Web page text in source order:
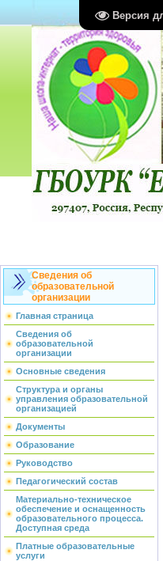
Версиякак
Сведения об
образовательной
организации
Главная страница
Сведения об
образовательной
организации
Основные сведения
Структура и органы
управления образовательной
организацией
Документы
Образование
Руководство
Педагогический состав
Материально-техническое
обеспечение и оснащенность
образовательного процесса.
Доступная среда
Платные образовательные
услуги